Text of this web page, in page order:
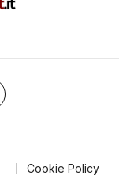
Cookie Policy